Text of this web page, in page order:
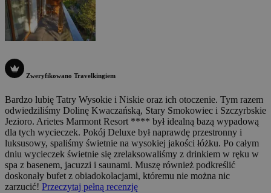
Zweryfikowano Travelkingiem
Bardzo lubię Tatry Wysokie i Niskie oraz ich otoczenie. Tym razem
odwiedziliśmy Dolinę Kwaczańską, Stary Smokowiec i Szczyrbskie
Jezioro. Arietes Marmont Resort **** był idealną bazą wypadową
dla tych wycieczek. Pokój Deluxe był naprawdę przestronny i
luksusowy, spaliśmy świetnie na wysokiej jakości łóżku. Po całym
dniu wycieczek świetnie się zrelaksowaliśmy z drinkiem w ręku w
spa z basenem, jacuzzi i saunami. Muszę również podkreślić
doskonały bufet z obiadokolacjami, któremu nie można nic
zarzucić! Przeczytaj pełną recenzję